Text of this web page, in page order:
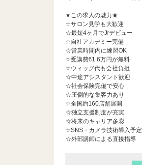
★この求人の魅力★
☆サロン見学も大歓迎
☆最短4ヶ月でJrデビュー
☆自社アカデミー完備
☆営業時間内に練習OK
☆受講費61.6万円が無料
☆ウィッグ代も会社負担
☆中途アシスタント歓迎
☆社会保険完備で安心
☆圧倒的な集客力あり
☆全国約160店舗展開
☆独立支援制度が充実
☆将来のキャリア多彩
☆SNS・カメラ技術導入予定
☆外部講師による直接指導